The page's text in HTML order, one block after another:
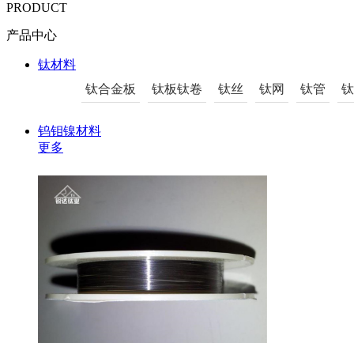
PRODUCT
产品中心
钛材料
钛合金板
钛板钛卷 钛丝 钛网 钛管
钨钼镍材料
更多